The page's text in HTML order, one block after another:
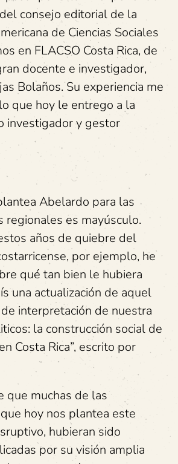
consejo editorial de la
de Ciencias Sociales
en FLACSO Costa Rica, de
docente e investigador,
Bolaños. Su experiencia me
que hoy le entrego a la
investigador y gestor
Abelardo para las
regionales es mayúsculo.
años de quiebre del
por ejemplo, he
qué tan bien le hubiera
una actualización de aquel
interpretación de nuestra
la construcción social de
Costa Rica”, escrito por
que muchas de las
hoy nos plantea este
hubieran sido
por su visión amplia